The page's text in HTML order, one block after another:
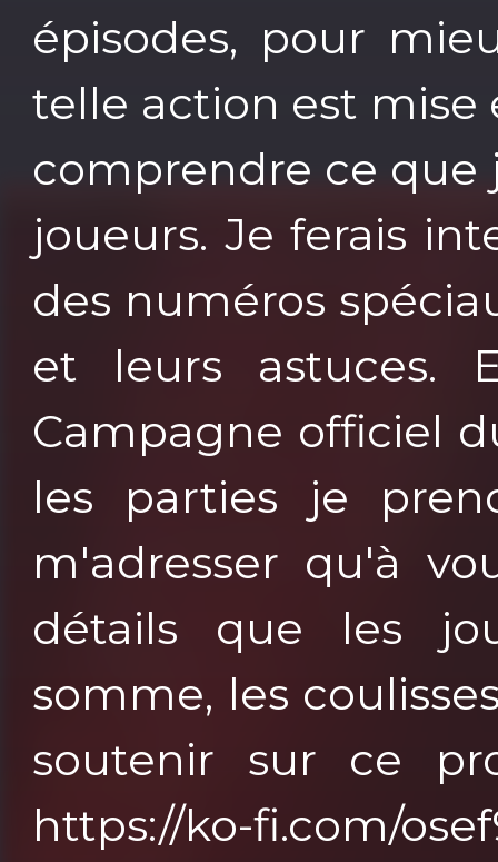
épisodes, pour
telle action est
comprendre ce que
joueurs. Je ferais
des numéros
et leurs astuces.
Campagne officiel
les parties je
m'adresser qu'à
détails que les
somme, les
soutenir sur ce
https://ko-fi.com/